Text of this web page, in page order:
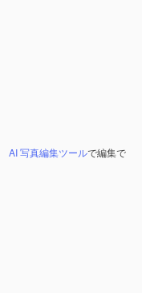
AI 写真編集ツールで編集で